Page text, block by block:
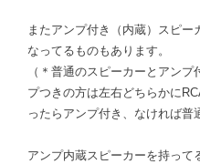
またアンプ付き（内蔵）スピ
なってるものもあります。
（＊普通のスピーカーとアン
プつきの方は左右どちらかに
ったらアンプ付き、なければ普
アンプ内蔵スピーカーを持って